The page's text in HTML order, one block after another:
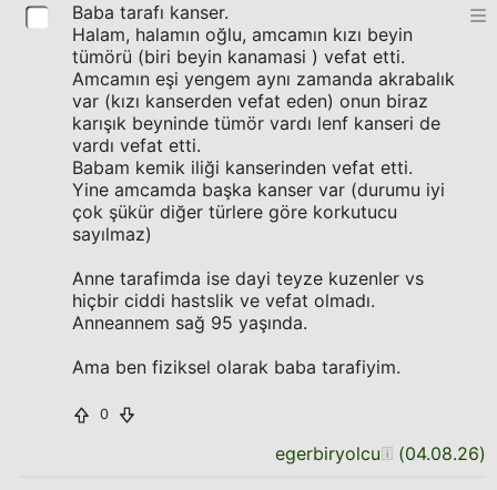
Baba tarafı kanser.
Halam, halamın oğlu, amcamın kızı beyin
tümörü (biri beyin kanamasi ) vefat etti.
Amcamın eşi yengem aynı zamanda akrabalık
var (kızı kanserden vefat eden) onun biraz
karışık beyninde tümör vardı lenf kanseri de
vardı vefat etti.
Babam kemik iliği kanserinden vefat etti.
Yine amcamda başka kanser var (durumu iyi
çok şükür diğer türlere göre korkutucu
sayılmaz)
Anne tarafimda ise dayi teyze kuzenler vs
hiçbir ciddi hastslik ve vefat olmadı.
Anneannem sağ 95 yaşında.
Ama ben fiziksel olarak baba tarafiyim.
0
egerbiryolcu (04.08.26)